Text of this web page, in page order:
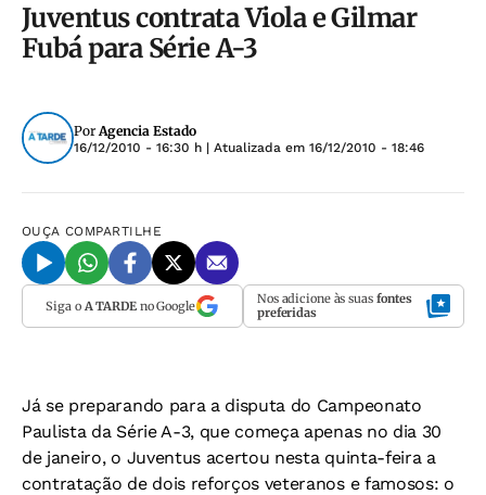
Juventus contrata Viola e Gilmar
Fubá para Série A-3
PorAgencia Estado
16/12/2010 - 16:30 h | Atualizada em 16/12/2010 - 18:46
OUÇA COMPARTILHE
Siga o A TARDEno Google Nos adicione às suas fontes
preferidas
Já se preparando para a disputa do Campeonato
Paulista da Série A-3, que começa apenas no dia 30
de janeiro, o Juventus acertou nesta quinta-feira a
contratação de dois reforços veteranos e famosos: o